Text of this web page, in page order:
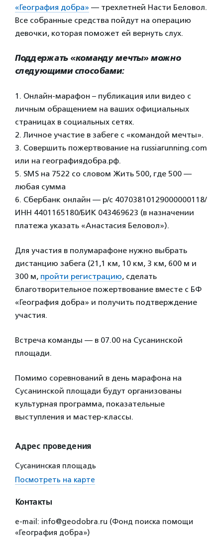
«География добра» — трехлетней Насти Беловол.
Все собранные средства пойдут на операцию
девочки, которая поможет ей вернуть слух.
Поддержать «команду мечты» можно
следующими способами:
1. Онлайн-марафон – публикация или видео с
личным обращением на ваших официальных
страницах в социальных сетях.
2. Личное участие в забеге с «командой мечты».
3. Совершить пожертвование на russiarunning.com
или на географиядобра.рф.
5. SMS на 7522 со словом Жить 500, где 500 —
любая сумма
6. Сбербанк онлайн — р/с 40703810129000000118/
ИНН 4401165180/БИК 043469623 (в назначении
платежа указать «Анастасия Беловол»).
Для участия в полумарафоне нужно выбрать
дистанцию забега (21,1 км, 10 км, 3 км, 600 м и
300 м, пройти регистрацию, сделать
благотворительное пожертвование вместе с БФ
«География добра» и получить подтверждение
участия.
Встреча команды — в 07.00 на Сусанинской
площади.
Помимо соревнований в день марафона на
Сусанинской площади будут организованы
культурная программа, показательные
выступления и мастер-классы.
Адрес проведения
Сусанинская площадь
Посмотреть на карте
Контакты
e-mail: info@geodobra.ru (Фонд поиска помощи
«География добра»)